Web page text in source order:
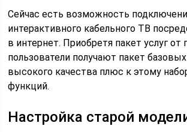
Сейчас есть возможность
интерактивного кабельного ТВ
в интернет. Приобретя пакет услуг от
пользователи получают пакет
высокого качества плюс к этому
функций.
Настройка старой